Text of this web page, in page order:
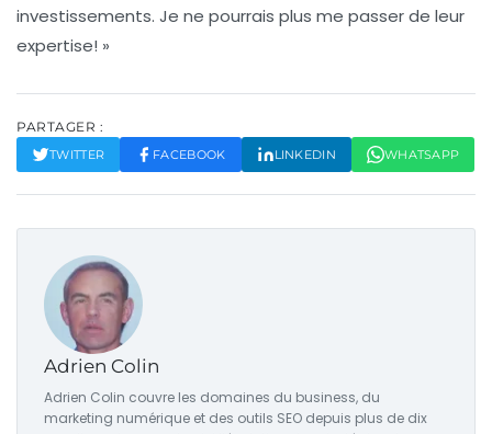
investissements. Je ne pourrais plus me passer de leur
expertise! »
PARTAGER :
TWITTER FACEBOOK LINKEDIN WHATSAPP
Adrien Colin
Adrien Colin couvre les domaines du business, du
marketing numérique et des outils SEO depuis plus de dix